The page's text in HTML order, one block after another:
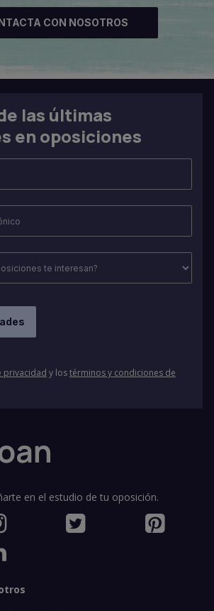
CON NOSOTROS
las últimas
en oposiciones
privacidad y lostérminos y condiciones de
en el estudio de tu oposición.